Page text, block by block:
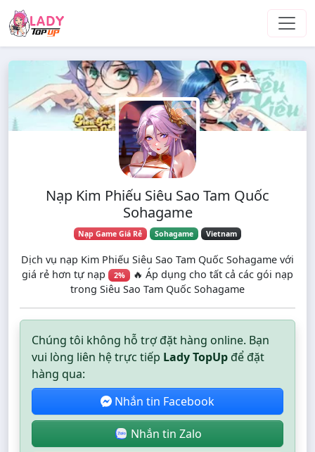
Skip to main content
Nạp Kim Phiếu Siêu Sao Tam Quốc
Sohagame
Nạp Game Giá Rẻ Sohagame Vietnam
Dịch vụ nạp Kim Phiếu Siêu Sao Tam Quốc Sohagame với
giá rẻ hơn tự nạp 2% 🔥 Áp dụng cho tất cả các gói nạp
trong Siêu Sao Tam Quốc Sohagame
Chúng tôi không hỗ trợ đặt hàng online. Bạn
vui lòng liên hệ trực tiếp Lady TopUp để đặt
hàng qua:
Nhắn tin Facebook
Nhắn tin Zalo